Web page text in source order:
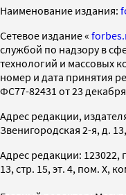
Наименование издания:
Cетевое издание «
службой по надзору в
технологий и массовых
номер и дата принятия
ФС77-82431 от 23 декабря
Адрес редакции,
Звенигородская 2-я, д.
Адрес редакции: 123022,
13, стр. 15, эт. 4, пом. X,